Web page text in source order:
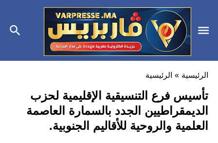
الرئيسية » الرئيسية
تأسيس فرع التنسيقية الإقليمية لحزب
الديمقراطيين الجدد بالسمارة العاصمة
العلمية والروحية للأقاليم الجنوبية.